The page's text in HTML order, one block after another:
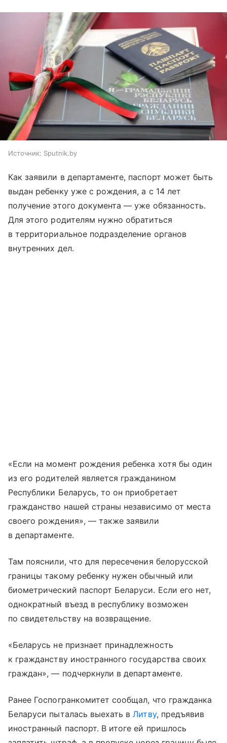
Источник: Sputnik.by
Как заявили в департаменте, паспорт может быть
выдан ребенку уже с рождения, а с 14 лет
получение этого документа — уже обязанность.
Для этого родителям нужно обратиться
в территориальное подразделение органов
внутренних дел.
«Если на момент рождения ребенка хотя бы один
из его родителей является гражданином
Республики Беларусь, то он приобретает
гражданство нашей страны независимо от места
своего рождения», — также заявили
в департаменте.
Там пояснили, что для пересечения белорусской
границы такому ребенку нужен обычный или
биометрический паспорт Беларуси. Если его нет,
однократный въезд в республику возможен
по свидетельству на возвращение.
«Беларусь не признает принадлежность
к гражданству иностранного государства своих
граждан», — подчеркнули в департаменте.
Ранее Госпогранкомитет сообщал, что гражданка
Беларуси пыталась выехать вЛитву, предъявив
иностранный паспорт. В итоге ей пришлось